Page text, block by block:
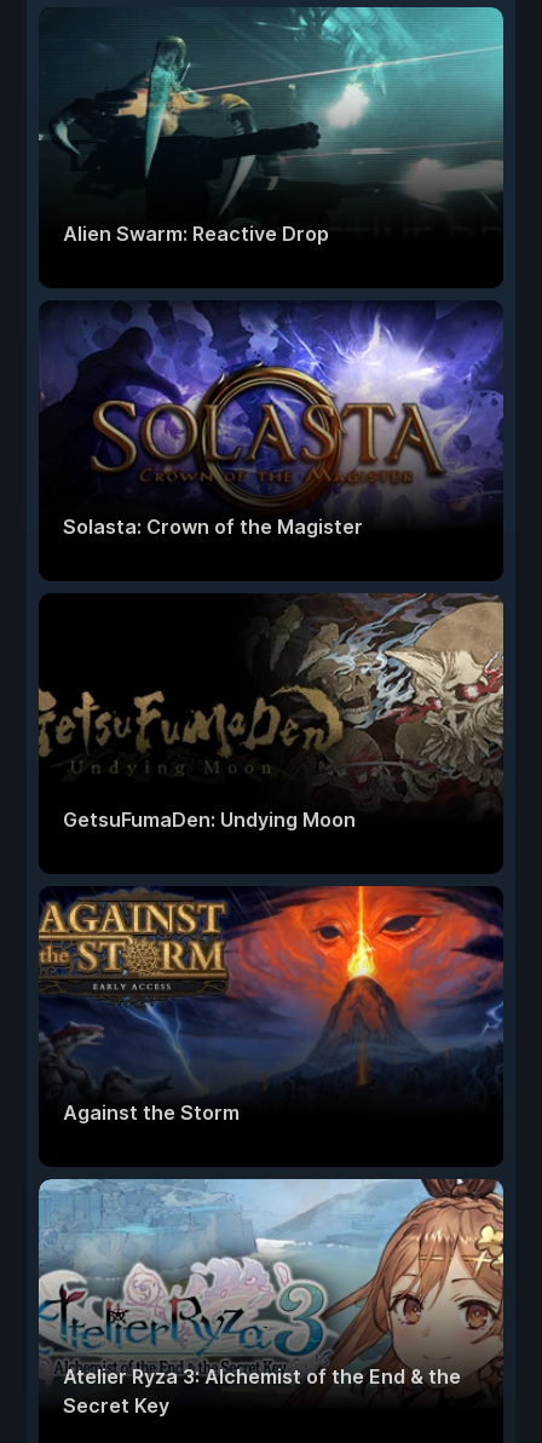
Alien Swarm: Reactive Drop
Solasta: Crown of the Magister
GetsuFumaDen: Undying Moon
Against the Storm
Atelier Ryza 3: Alchemist of the End & the
Secret Key